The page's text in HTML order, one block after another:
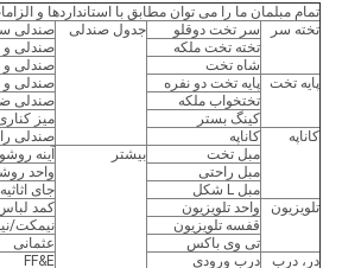
تمام مبلمان ما را می توان مطابق با استانداردها و
تخته سر
سر تخت دوقلو جدول صندلی
صندلی
تخته تخت ملکه
صندلی و
شاه تخت
صندلی و
پایه تخت پایه تخت دو نفره
صندلی و
تختخواب ملکه
صندلی
کینگ بستر
میز
کاناپه
کاناپه
صندلی
مبل تخت
بیشتر
آینه
مبل راحتی
واحد
مبل L شکل
جای
تلویزیون
واحد تلویزیون
كمد
قفسه تلویزیون
نیمکت/
تی وی باکس
عثمانی
در، درب
درب ورودی FF&E